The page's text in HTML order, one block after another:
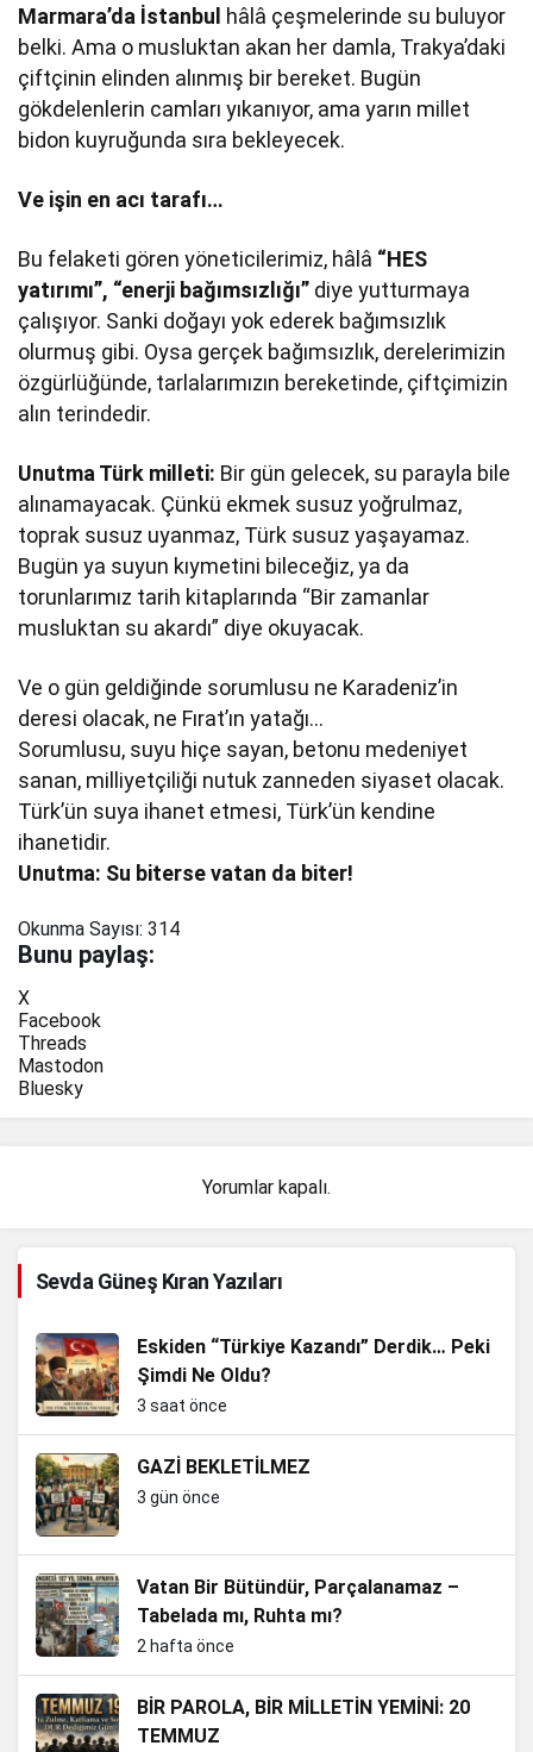
Marmara’da İstanbul hâlâ çeşmelerinde su buluyor
belki. Ama o musluktan akan her damla, Trakya’daki
çiftçinin elinden alınmış bir bereket. Bugün
gökdelenlerin camları yıkanıyor, ama yarın millet
bidon kuyruğunda sıra bekleyecek.
Ve işin en acı tarafı…
Bu felaketi gören yöneticilerimiz, hâlâ “HES
yatırımı”, “enerji bağımsızlığı” diye yutturmaya
çalışıyor. Sanki doğayı yok ederek bağımsızlık
olurmuş gibi. Oysa gerçek bağımsızlık, derelerimizin
özgürlüğünde, tarlalarımızın bereketinde, çiftçimizin
alın terindedir.
Unutma Türk milleti: Bir gün gelecek, su parayla bile
alınamayacak. Çünkü ekmek susuz yoğrulmaz,
toprak susuz uyanmaz, Türk susuz yaşayamaz.
Bugün ya suyun kıymetini bileceğiz, ya da
torunlarımız tarih kitaplarında “Bir zamanlar
musluktan su akardı” diye okuyacak.
Ve o gün geldiğinde sorumlusu ne Karadeniz’in
deresi olacak, ne Fırat’ın yatağı…
Sorumlusu, suyu hiçe sayan, betonu medeniyet
sanan, milliyetçiliği nutuk zanneden siyaset olacak.
Türk’ün suya ihanet etmesi, Türk’ün kendine
ihanetidir.
Unutma: Su biterse vatan da biter!
Okunma Sayısı: 314
Bunu paylaş:
X
Facebook
Threads
Mastodon
Bluesky
Yorumlar kapalı.
Sevda Güneş Kıran Yazıları
Eskiden “Türkiye Kazandı” Derdik… Peki
Şimdi Ne Oldu?
3 saat önce
GAZİ BEKLETİLMEZ
3 gün önce
Vatan Bir Bütündür, Parçalanamaz –
Tabelada mı, Ruhta mı?
2 hafta önce
BİR PAROLA, BİR MİLLETİN YEMİNİ: 20
TEMMUZ